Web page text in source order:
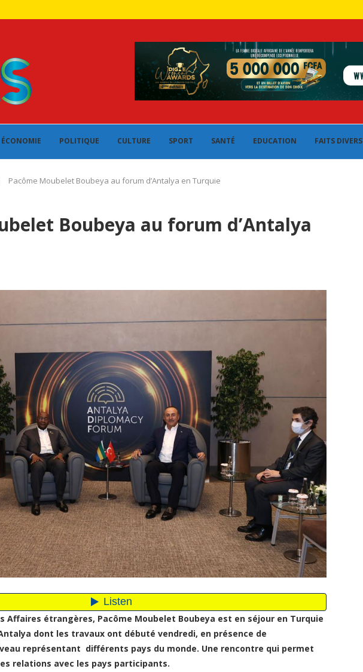
ÉCONOMIE POLITIQUE CULTURE SPORT SANTÉ EDUCATION FAITS DIVERS
Pacôme Moubelet Boubeya au forum d’Antalya en Turquie
Boubeya au forum d’Antalya
Affaires étrangères, Pacôme Moubelet Boubeya est en séjour en Turquie
dont les travaux ont débuté vendredi, en présence de
représentant différents pays du monde. Une rencontre qui permet
relations avec les pays participants.